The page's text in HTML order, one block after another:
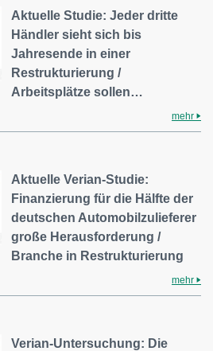
Aktuelle Studie: Jeder dritte
Händler sieht sich bis
Jahresende in einer
Restrukturierung /
Arbeitsplätze sollen…
mehr
Aktuelle Verian-Studie:
Finanzierung für die Hälfte der
deutschen Automobilzulieferer
große Herausforderung /
Branche in Restrukturierung
mehr
Verian-Untersuchung: Die